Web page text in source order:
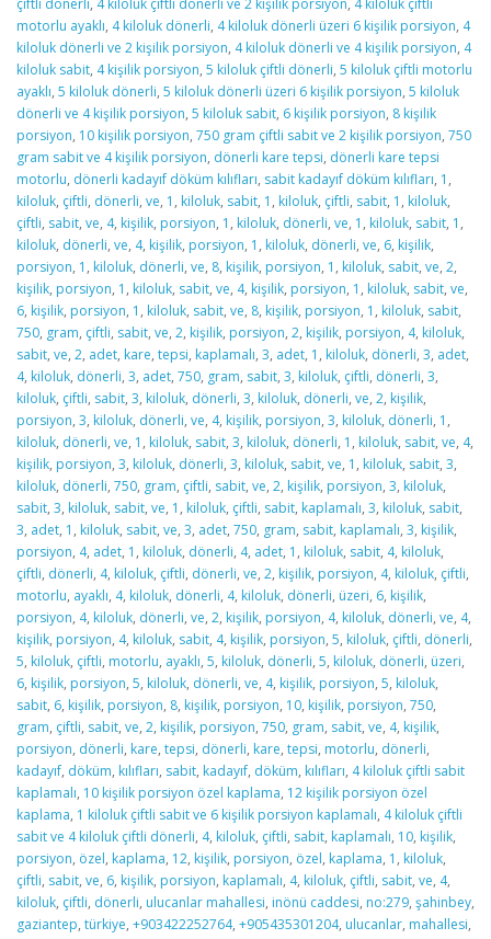
çiftli dönerli, 4 kiloluk çiftli dönerli ve 2 kişilik porsiyon, 4 kiloluk çiftli
motorlu ayaklı, 4 kiloluk dönerli, 4 kiloluk dönerli üzeri 6 kişilik porsiyon, 4
kiloluk dönerli ve 2 kişilik porsiyon, 4 kiloluk dönerli ve 4 kişilik porsiyon, 4
kiloluk sabit, 4 kişilik porsiyon, 5 kiloluk çiftli dönerli, 5 kiloluk çiftli motorlu
ayaklı, 5 kiloluk dönerli, 5 kiloluk dönerli üzeri 6 kişilik porsiyon, 5 kiloluk
dönerli ve 4 kişilik porsiyon, 5 kiloluk sabit, 6 kişilik porsiyon, 8 kişilik
porsiyon, 10 kişilik porsiyon, 750 gram çiftli sabit ve 2 kişilik porsiyon, 750
gram sabit ve 4 kişilik porsiyon, dönerli kare tepsi, dönerli kare tepsi
motorlu, dönerli kadayıf döküm kılıfları, sabit kadayıf döküm kılıfları, 1 ,
kiloluk, çiftli, dönerli, ve, 1 , kiloluk, sabit, 1 , kiloluk, çiftli, sabit, 1 , kiloluk,
çiftli, sabit, ve, 4, kişilik, porsiyon, 1 , kiloluk, dönerli, ve, 1 , kiloluk, sabit, 1 ,
kiloluk, dönerli, ve, 4, kişilik, porsiyon, 1 , kiloluk, dönerli, ve, 6, kişilik,
porsiyon, 1 , kiloluk, dönerli, ve, 8, kişilik, porsiyon, 1 , kiloluk, sabit, ve, 2,
kişilik, porsiyon, 1 , kiloluk, sabit, ve, 4, kişilik, porsiyon, 1 , kiloluk, sabit, ve,
6, kişilik, porsiyon, 1 , kiloluk, sabit, ve, 8, kişilik, porsiyon, 1 , kiloluk, sabit,
750, gram, çiftli, sabit, ve, 2, kişilik, porsiyon, 2, kişilik, porsiyon, 4, kiloluk,
sabit, ve, 2, adet, kare, tepsi, kaplamalı, 3, adet, 1 , kiloluk, dönerli, 3, adet,
4, kiloluk, dönerli, 3, adet, 750, gram, sabit, 3, kiloluk, çiftli, dönerli, 3,
kiloluk, çiftli, sabit, 3, kiloluk, dönerli, 3, kiloluk, dönerli, ve, 2, kişilik,
porsiyon, 3, kiloluk, dönerli, ve, 4, kişilik, porsiyon, 3, kiloluk, dönerli, 1 ,
kiloluk, dönerli, ve, 1 , kiloluk, sabit, 3, kiloluk, dönerli, 1 , kiloluk, sabit, ve, 4,
kişilik, porsiyon, 3, kiloluk, dönerli, 3, kiloluk, sabit, ve, 1 , kiloluk, sabit, 3,
kiloluk, dönerli, 750, gram, çiftli, sabit, ve, 2, kişilik, porsiyon, 3, kiloluk,
sabit, 3, kiloluk, sabit, ve, 1 , kiloluk, çiftli, sabit, kaplamalı, 3, kiloluk, sabit,
3, adet, 1 , kiloluk, sabit, ve, 3, adet, 750, gram, sabit, kaplamalı, 3, kişilik,
porsiyon, 4, adet, 1 , kiloluk, dönerli, 4, adet, 1 , kiloluk, sabit, 4, kiloluk,
çiftli, dönerli, 4, kiloluk, çiftli, dönerli, ve, 2, kişilik, porsiyon, 4, kiloluk, çiftli,
motorlu, ayaklı, 4, kiloluk, dönerli, 4, kiloluk, dönerli, üzeri, 6, kişilik,
porsiyon, 4, kiloluk, dönerli, ve, 2, kişilik, porsiyon, 4, kiloluk, dönerli, ve, 4,
kişilik, porsiyon, 4, kiloluk, sabit, 4, kişilik, porsiyon, 5, kiloluk, çiftli, dönerli,
5, kiloluk, çiftli, motorlu, ayaklı, 5, kiloluk, dönerli, 5, kiloluk, dönerli, üzeri,
6, kişilik, porsiyon, 5, kiloluk, dönerli, ve, 4, kişilik, porsiyon, 5, kiloluk,
sabit, 6, kişilik, porsiyon, 8, kişilik, porsiyon, 10, kişilik, porsiyon, 750,
gram, çiftli, sabit, ve, 2, kişilik, porsiyon, 750, gram, sabit, ve, 4, kişilik,
porsiyon, dönerli, kare, tepsi, dönerli, kare, tepsi, motorlu, dönerli,
kadayıf, döküm, kılıfları, sabit, kadayıf, döküm, kılıfları, 4 kiloluk çiftli sabit
kaplamalı, 10 kişilik porsiyon özel kaplama, 12 kişilik porsiyon özel
kaplama, 1 kiloluk çiftli sabit ve 6 kişilik porsiyon kaplamalı, 4 kiloluk çiftli
sabit ve 4 kiloluk çiftli dönerli, 4, kiloluk, çiftli, sabit, kaplamalı, 10, kişilik,
porsiyon, özel, kaplama, 12, kişilik, porsiyon, özel, kaplama, 1 , kiloluk,
çiftli, sabit, ve, 6, kişilik, porsiyon, kaplamalı, 4, kiloluk, çiftli, sabit, ve, 4,
kiloluk, çiftli, dönerli, ulucanlar mahallesi, inönü caddesi, no:279, şahinbey,
gaziantep, türkiye, +903422252764, +905435301204, ulucanlar, mahallesi,